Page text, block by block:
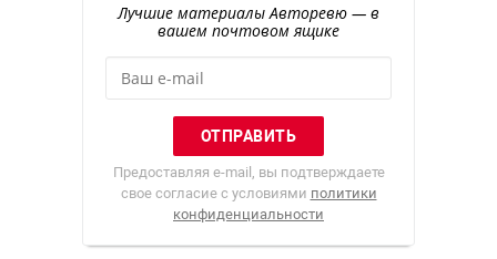
Лучшие материалы Авторевю — в
вашем почтовом ящике
Предоставляя e-mail, вы подтверждаете
свое согласие с условиями политики
конфиденциальности